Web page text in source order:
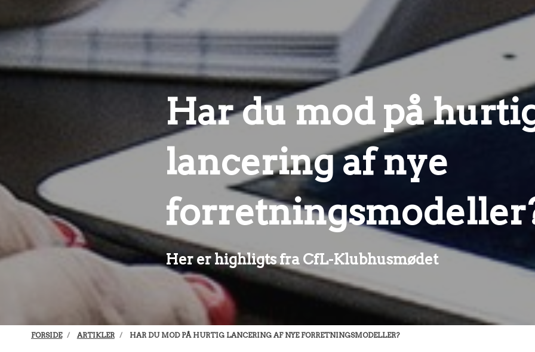
Har du mod på
lancering af nye
Her er highligts fra CfL-Klubhusmødet
FORSIDE ARTIKLER HAR DU MOD PÅ HURTIG LANCERING AF NYE FORRETNINGSMODELLER?